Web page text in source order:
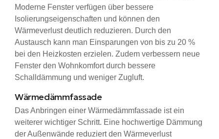
Moderne Fenster verfügen über bessere
Isolierungseigenschaften und können den
Wärmeverlust deutlich reduzieren. Durch den
Austausch kann man Einsparungen von bis zu 20 %
bei den Heizkosten erzielen. Zudem verbessern neue
Fenster den Wohnkomfort durch bessere
Schalldämmung und weniger Zugluft.
Wärmedämmfassade
Das Anbringen einer Wärmedämmfassade ist ein
weiterer wichtiger Schritt. Eine hochwertige Dämmung
der Außenwände reduziert den Wärmeverlust